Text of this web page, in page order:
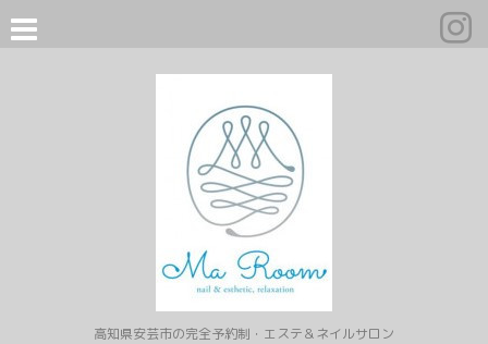
高知県安芸市の完全予約制・エステ＆ネイルサロン